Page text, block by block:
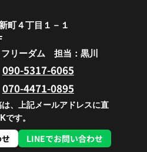
町４丁目１－１
リーダム 担当：黒川
090-5317-6065
070-4471-0895
、上記メールアドレスに直
す。
LINEでお問い合わせ